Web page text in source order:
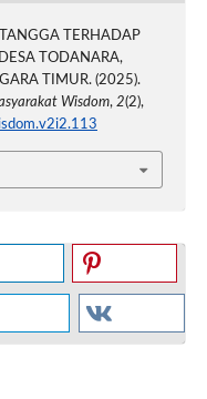
TERHADAP
TODANARA,
TIMUR. (2025).
Wisdom, 2(2),